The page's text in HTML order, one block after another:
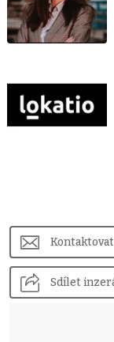
Kontaktovat
Sdílet